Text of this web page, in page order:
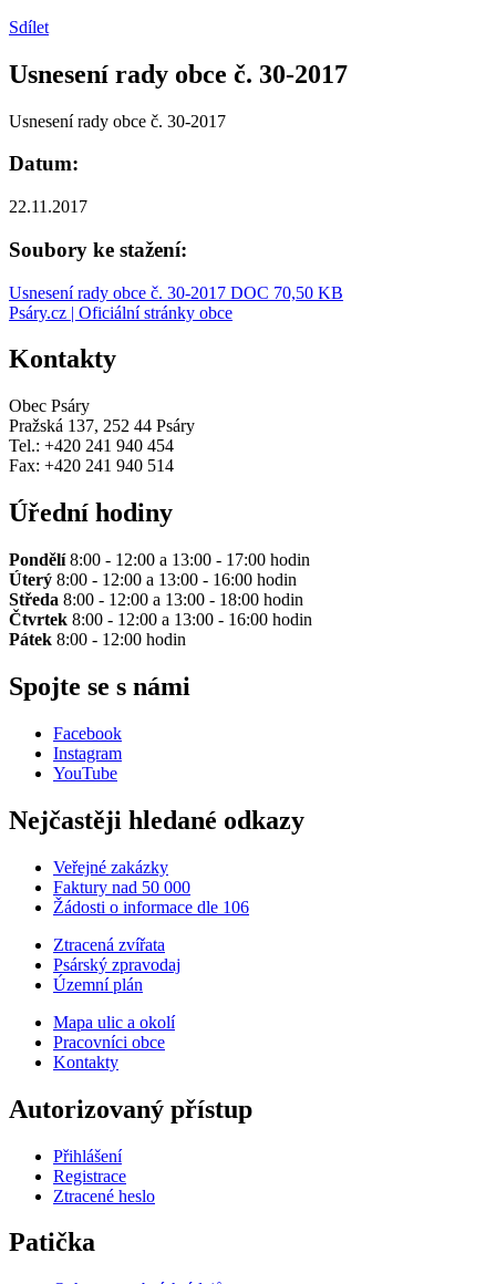
Sdílet
Usnesení rady obce č. 30-2017
Usnesení rady obce č. 30-2017
Datum:
22.11.2017
Soubory ke stažení:
Usnesení rady obce č. 30-2017 DOC 70,50 KB
Psáry.cz | Oficiální stránky obce
Kontakty
Obec Psáry
Pražská 137, 252 44 Psáry
Tel.: +420 241 940 454
Fax: +420 241 940 514
Úřední hodiny
Pondělí8:00 - 12:00 a 13:00 - 17:00 hodin
Úterý 8:00 - 12:00 a 13:00 - 16:00 hodin
Středa 8:00 - 12:00 a 13:00 - 18:00 hodin
Čtvrtek 8:00 - 12:00 a 13:00 - 16:00 hodin
Pátek 8:00 - 12:00 hodin
Spojte se s námi
Facebook
Instagram
YouTube
Nejčastěji hledané odkazy
Veřejné zakázky
Faktury nad 50 000
Žádosti o informace dle 106
Ztracená zvířata
Psárský zpravodaj
Územní plán
Mapa ulic a okolí
Pracovníci obce
Kontakty
Autorizovaný přístup
Přihlášení
Registrace
Ztracené heslo
Patička